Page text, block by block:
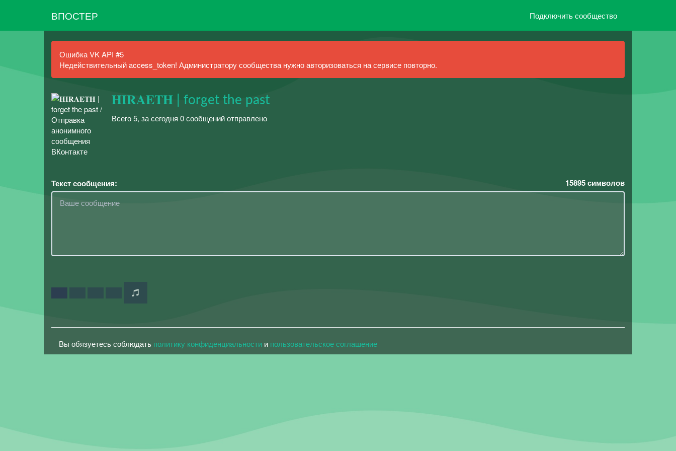
ВПОСТЕР Подключить сообщество
Ошибка VK API #5
Недействительный access_token! Администратору сообщества нужно авторизоваться на сервисе повторно.
𝐇𝐈𝐑𝐀𝐄𝐓𝐇 | forget the past
Всего 5, за сегодня 0 сообщений отправлено
Текст сообщения: 15895символов
Вы обязуетесь соблюдать политику конфиденциальности и пользовательское соглашение